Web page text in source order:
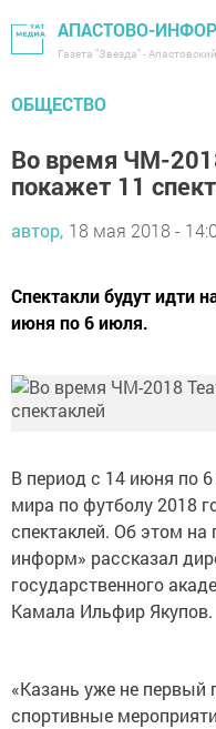
АПАСТОВО-
Газета "Звезда" -
ОБЩЕСТВО
Во время ЧМ-
покажет 11
автор, 18 мая 2018 -
Спектакли будут идти
июня по 6 июля.
В период с 14 июня по
мира по футболу 2018
спектаклей. Об этом на
информ» рассказал
государственного
Камала Ильфир Якупов.
«Казань уже не первый
спортивные